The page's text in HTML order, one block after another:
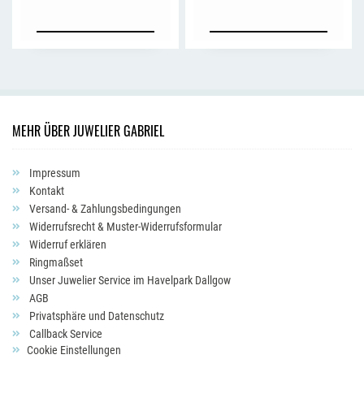
MEHR ÜBER JUWELIER GABRIEL
Impressum
Kontakt
Versand- & Zahlungsbedingungen
Widerrufsrecht & Muster-Widerrufsformular
Widerruf erklären
Ringmaßset
Unser Juwelier Service im Havelpark Dallgow
AGB
Privatsphäre und Datenschutz
Callback Service
Cookie Einstellungen